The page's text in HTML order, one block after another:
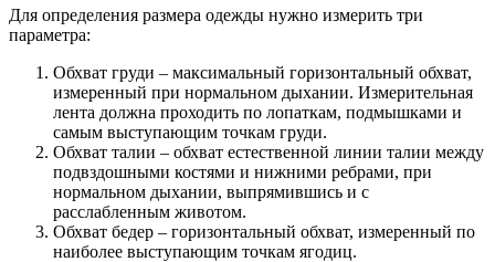
Для определения размера одежды нужно измерить три
параметра:
Обхват груди – максимальный горизонтальный обхват,
измеренный при нормальном дыхании. Измерительная
лента должна проходить по лопаткам, подмышками и
самым выступающим точкам груди.
Обхват талии – обхват естественной линии талии между
подвздошными костями и нижними ребрами, при
нормальном дыхании, выпрямившись и с
расслабленным животом.
Обхват бедер – горизонтальный обхват, измеренный по
наиболее выступающим точкам ягодиц.